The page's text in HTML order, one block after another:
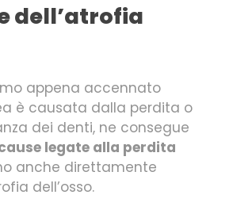
dell’atrofia
appena accennato
è causata dalla perdita o
dei denti, ne consegue
legate alla perdita
anche direttamente
dell’osso.